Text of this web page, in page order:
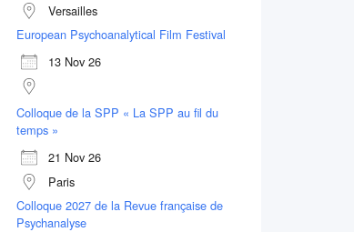
Versailles
European Psychoanalytical Film Festival
13 Nov 26
Colloque de la SPP « La SPP au fil du
temps »
21 Nov 26
Paris
Colloque 2027 de la Revue française de
Psychanalyse